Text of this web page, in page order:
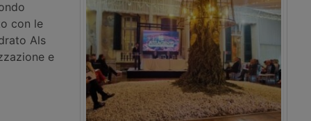
con le
Als
e